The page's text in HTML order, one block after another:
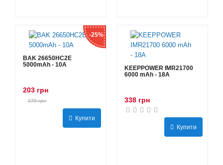
-25%
BAK 26650HC2E
5000mAh - 10А
203 грн
270 грн
Купити
KEEPPOWER IMR21700
6000 mAh - 18А
338 грн
Купити